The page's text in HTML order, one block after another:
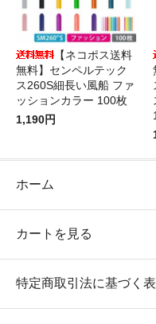
【ネコポス送料
無料】センペルテック
ス260S細長い風船 ファ
ッションカラー 100枚
1,190円
ホーム
カートを見る
特定商取引法に基づく